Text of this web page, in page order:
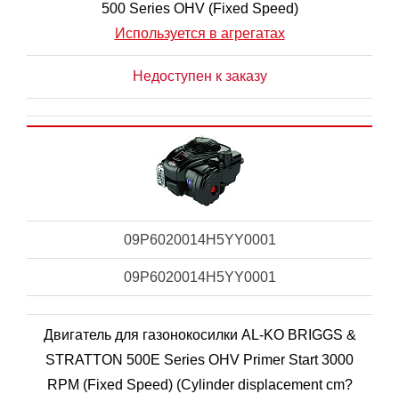
500 Series OHV (Fixed Speed)
Используется в агрегатах
Недоступен к заказу
09P6020014H5YY0001
09P6020014H5YY0001
Двигатель для газонокосилки AL-KO BRIGGS &
STRATTON 500E Series OHV Primer Start 3000
RPM (Fixed Speed) (Cylinder displacement cm?